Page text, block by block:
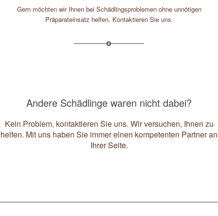
Gern möchten wir Ihnen bei Schädlingsproblemen ohne unnötigen
Präparateinsatz helfen. Kontaktieren Sie uns.
Andere Schädlinge waren nicht dabei?
Kein Problem, kontaktieren Sie uns. Wir versuchen, Ihnen zu
helfen. Mit uns haben Sie immer einen kompetenten Partner an
Ihrer Seite.